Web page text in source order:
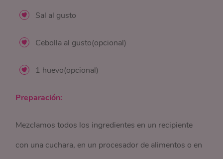
Sal al gusto
Cebolla al gusto(opcional)
1 huevo(opcional)
Preparación:
Mezclamos todos los ingredientes en un recipiente
con una cuchara, en un procesador de alimentos o en